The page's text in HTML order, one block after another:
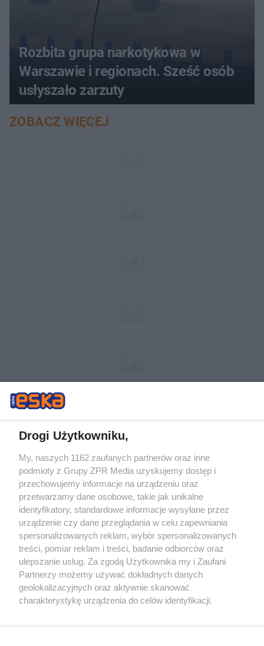
Rozbita grupa narkotykowa w
Warszawie i regionach. Sześć osób
usłyszało zarzuty
ZOBACZ WIĘCEJ
Żaden utwór zamieszczony w serwisie nie może być powielany i
rozpowszechniany lub dalej rozpowszechniany w jakikolwiek sposób (w
tym także elektroniczny lub mechaniczny) na jakimkolwiek polu
eksploatacji w jakiejkolwiek formie, włącznie z umieszczaniem w
Internecie bez pisemnej zgody właściciela praw. Jakiekolwiek użycie lub
wykorzystanie utworów w całości lub w części z naruszeniem prawa,
tzn. bez właściwej zgody, jest zabronione pod groźbą kary i może być
ścigane prawnie.
Drogi Użytkowniku,
My, naszych 1162 zaufanych partnerów oraz inne
podmioty z Grupy ZPR Media uzyskujemy dostęp i
przechowujemy informacje na urządzeniu oraz
przetwarzamy dane osobowe, takie jak unikalne
identyfikatory, standardowe informacje wysyłane przez
urządzenie czy dane przeglądania w celu zapewniania
spersonalizowanych reklam, wybór spersonalizowanych
treści, pomiar reklam i treści, badanie odbiorców oraz
ulepszanie usług. Za zgodą Użytkownika my i Zaufani
Partnerzy możemy używać dokładnych danych
geolokalizacyjnych oraz aktywnie skanować
charakterystykę urządzenia do celów identyfikacji.